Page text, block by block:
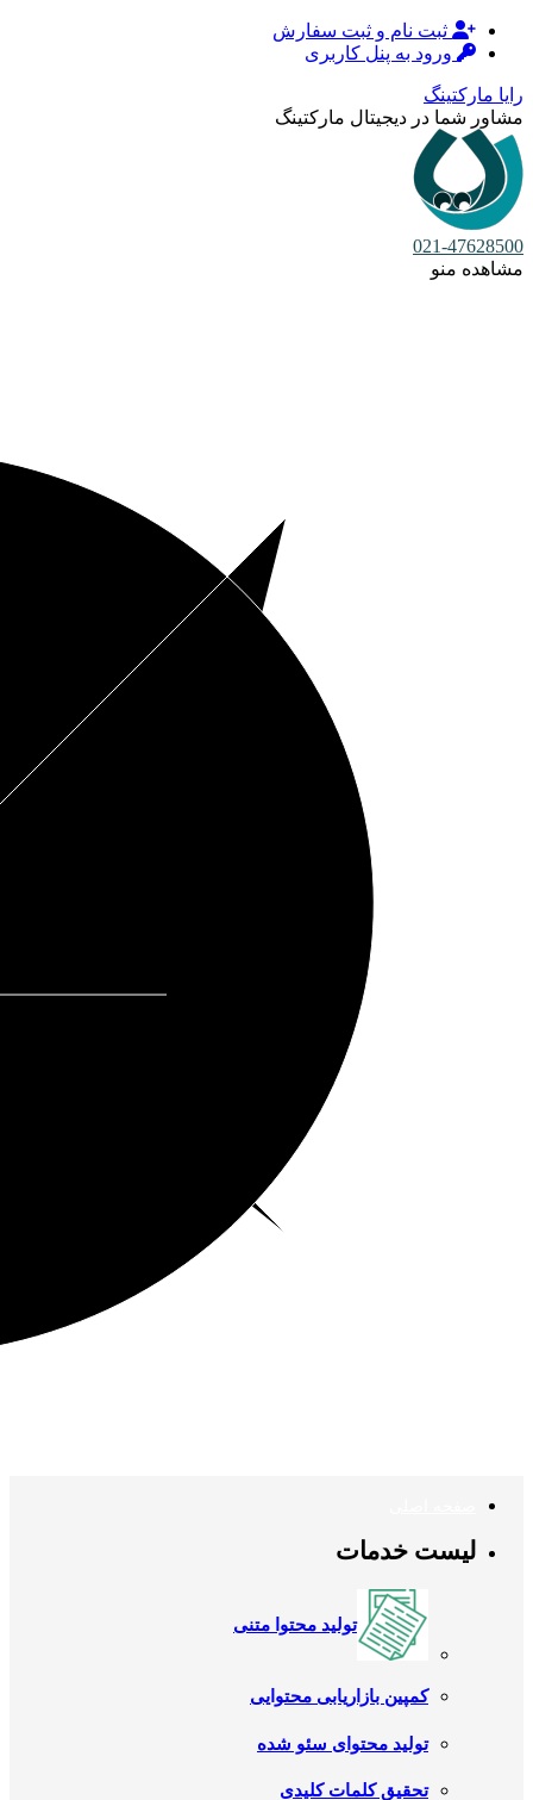
ثبت نام و ثبت سفارش
ورود به پنل کاربری
رایا مارکتینگ
مشاور شما در دیجیتال مارکتینگ
021-47628500
مشاهده منو
لیست خدمات
تولید محتوا متنی
کمپین بازاریابی محتوایی
تولید محتوای سئو شده
تحقیق کلمات کلیدی